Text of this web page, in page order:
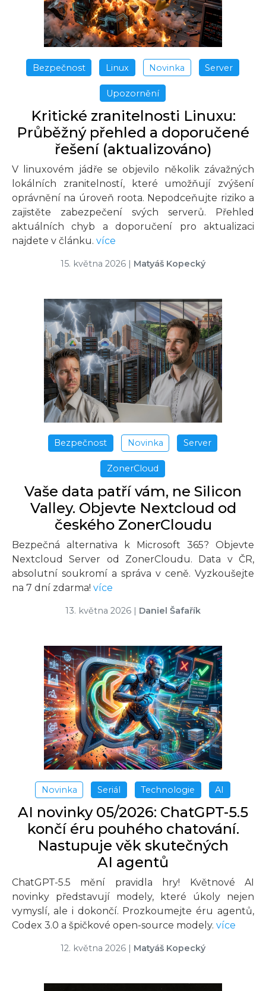
Bezpečnost Linux Novinka Server
Upozornění
Kritické zranitelnosti Linuxu:
Průběžný přehled a doporučené
řešení (aktualizováno)
V linuxovém jádře se objevilo několik závažných
lokálních zranitelností, které umožňují zvýšení
oprávnění na úroveň roota. Nepodceňujte riziko a
zajistěte zabezpečení svých serverů. Přehled
aktuálních chyb a doporučení pro aktualizaci
najdete v článku. více
15. května 2026 | Matyáš Kopecký
Bezpečnost Novinka Server
ZonerCloud
Vaše data patří vám, ne Silicon
Valley. Objevte Nextcloud od
českého ZonerCloudu
Bezpečná alternativa k Microsoft 365? Objevte
Nextcloud Server od ZonerCloudu. Data v ČR,
absolutní soukromí a správa v ceně. Vyzkoušejte
na 7 dní zdarma! více
13. května 2026 | Daniel Šafařík
Novinka Seriál Technologie AI
AI novinky 05/2026: ChatGPT-5.5
končí éru pouhého chatování.
Nastupuje věk skutečných
AI agentů
ChatGPT-5.5 mění pravidla hry! Květnové AI
novinky představují modely, které úkoly nejen
vymyslí, ale i dokončí. Prozkoumejte éru agentů,
Codex 3.0 a špičkové open-source modely. více
12. května 2026 Matyáš Kopecký